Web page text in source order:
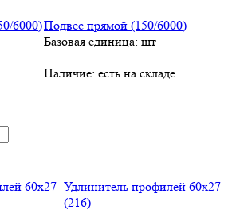
Подвес прямой (150/6000)
Базовая единица: шт
Наличие: есть на складе
Удлинитель профилей 60х27
(216)